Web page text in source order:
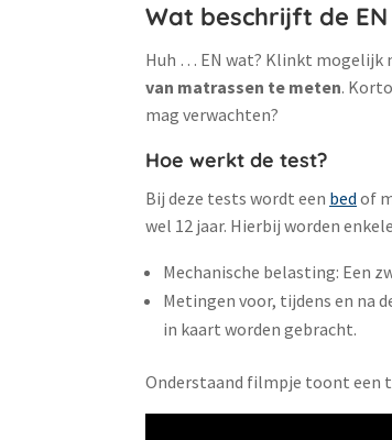
Wat beschrijft de
Huh … EN wat? Klinkt mogelijk
van matrassen te meten.
mag verwachten?
Hoe werkt de test?
Bij deze tests wordt een bed of
wel 12 jaar. Hierbij worden
Mechanische belasting: Een
Metingen voor, tijdens en na
in kaart worden gebracht.
Onderstaand filmpje toont een